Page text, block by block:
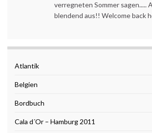
verregneten Sommer sagen.....
blendend aus!! Welcome back
Atlantik
Belgien
Bordbuch
Cala d´Or – Hamburg 2011